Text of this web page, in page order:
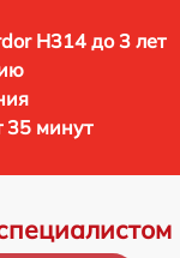
H314 до 3 лет
35 минут